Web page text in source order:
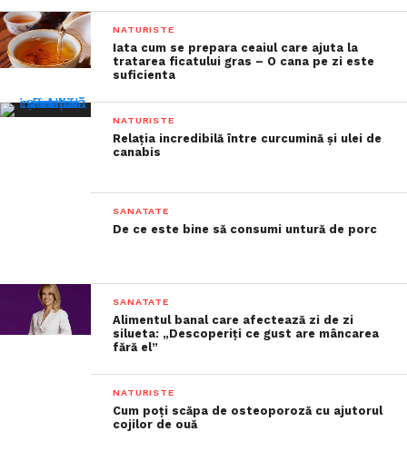
NATURISTE
Iata cum se prepara ceaiul care ajuta la
tratarea ficatului gras – O cana pe zi este
suficienta
NATURISTE
Relația incredibilă între curcumină și ulei de
canabis
SANATATE
De ce este bine să consumi untură de porc
SANATATE
Alimentul banal care afectează zi de zi
silueta: „Descoperiți ce gust are mâncarea
fără el”
NATURISTE
Cum poți scăpa de osteoporoză cu ajutorul
cojilor de ouă